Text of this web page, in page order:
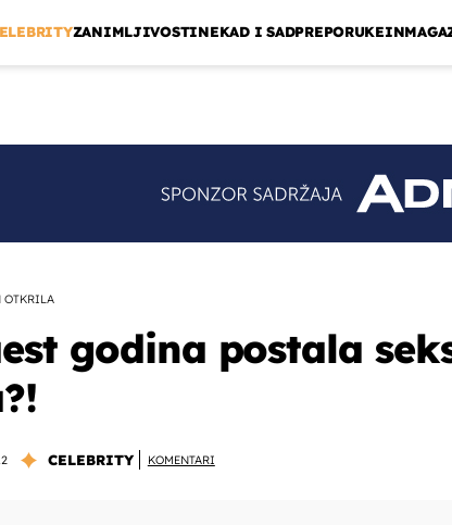
ZANIMLJIVOSTINEKAD I SADPREPORUKE
OTKRILA
godina postala
CELEBRITY KOMENTARI